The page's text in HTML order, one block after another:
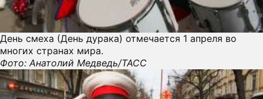
ИГРЫ
ПРЕСС-РЕЛИЗЫ
О ПРОЕКТЕ
День смеха (День дурака) отмечается 1 апреля во
многих странах мира.
Фото: Анатолий Медведь/ТАСС